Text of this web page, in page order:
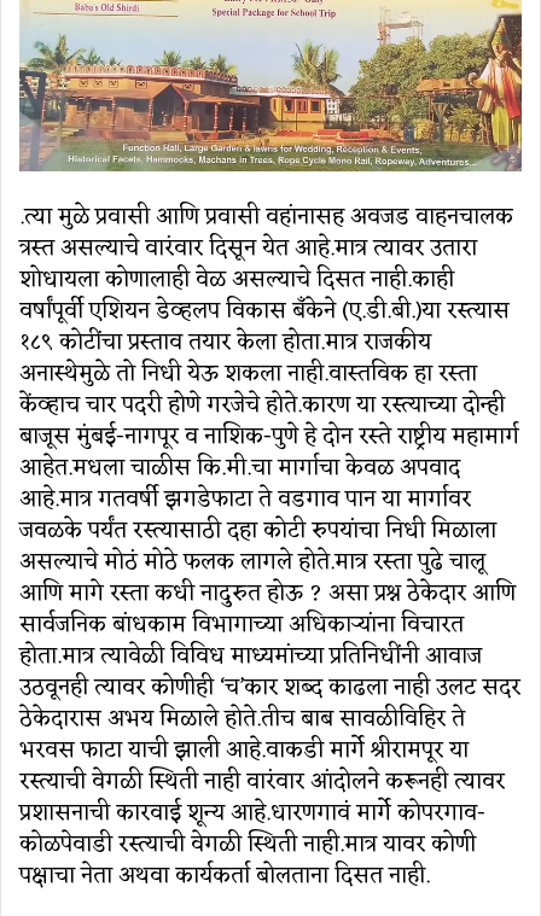
.त्या मुळे प्रवासी आणि प्रवासी वहांनासह अवजड वाहनचालक
त्रस्त असल्याचे वारंवार दिसून येत आहे.मात्र त्यावर उतारा
शोधायला कोणालाही वेळ असल्याचे दिसत नाही.काही
वर्षांपूर्वी एशियन डेव्हलप विकास बँकेने (ए.डी.बी.)या रस्त्यास
१८९ कोटींचा प्रस्ताव तयार केला होता.मात्र राजकीय
अनास्थेमुळे तो निधी येऊ शकला नाही.वास्तविक हा रस्ता
केंव्हाच चार पदरी होणे गरजेचे होते.कारण या रस्त्याच्या दोन्ही
बाजूस मुंबई-नागपूर व नाशिक-पुणे हे दोन रस्ते राष्ट्रीय महामार्ग
आहेत.मधला चाळीस कि.मी.चा मार्गाचा केवळ अपवाद
आहे.मात्र गतवर्षी झगडेफाटा ते वडगाव पान या मार्गावर
जवळके पर्यंत रस्त्यासाठी दहा कोटी रुपयांचा निधी मिळाला
असल्याचे मोठं मोठे फलक लागले होते.मात्र रस्ता पुढे चालू
आणि मागे रस्ता कधी नादुरुत होऊ ? असा प्रश्न ठेकेदार आणि
सार्वजनिक बांधकाम विभागाच्या अधिकाऱ्यांना विचारत
होता.मात्र त्यावेळी विविध माध्यमांच्या प्रतिनिधींनी आवाज
उठवूनही त्यावर कोणीही ‘च’कार शब्द काढला नाही उलट सदर
ठेकेदारास अभय मिळाले होते.तीच बाब सावळीविहिर ते
भरवस फाटा याची झाली आहे.वाकडी मार्गे श्रीरामपूर या
रस्त्याची वेगळी स्थिती नाही वारंवार आंदोलने करूनही त्यावर
प्रशासनाची कारवाई शून्य आहे.धारणगावं मार्गे कोपरगाव-
कोळपेवाडी रस्त्याची वेगळी स्थिती नाही.मात्र यावर कोणी
पक्षाचा नेता अथवा कार्यकर्ता बोलताना दिसत नाही.